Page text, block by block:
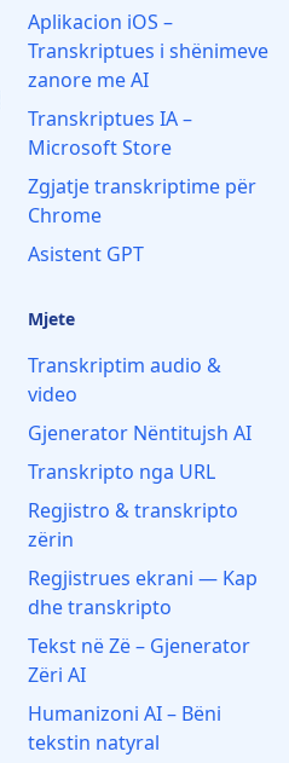
Aplikacion iOS –
Transkriptues i shënimeve
zanore me AI
Transkriptues IA –
Microsoft Store
Zgjatje transkriptime për
Chrome
Asistent GPT
Mjete
Transkriptim audio &
video
Gjenerator Nëntitujsh AI
Transkripto nga URL
Regjistro & transkripto
zërin
Regjistrues ekrani — Kap
dhe transkripto
Tekst në Zë – Gjenerator
Zëri AI
Humanizoni AI – Bëni
tekstin natyral